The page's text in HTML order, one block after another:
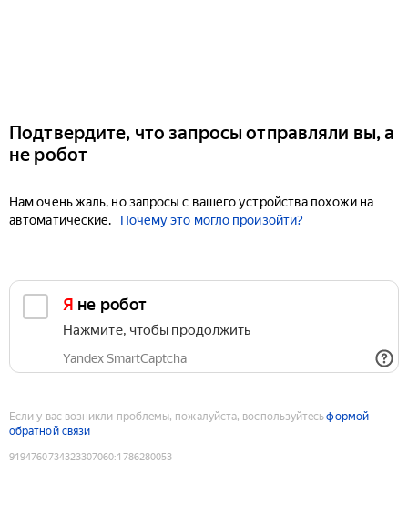
Подтвердите, что запросы отправляли вы, а
не робот
Нам очень жаль, но запросы с вашего устройства похожи на
автоматические.
Почему это могло произойти?
Я не робот
Нажмите, чтобы продолжить
Yandex SmartCaptcha
Если у вас возникли проблемы, пожалуйста, воспользуйтесьформой
обратной связи
9194760734323307060:1786280053